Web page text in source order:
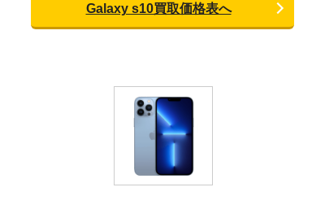
Galaxy s10買取価格表へ